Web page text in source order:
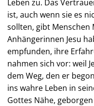
Leben zu. Das
ist, auch wenn sie es
sollten, gibt Menschen
Anhänge­rinnen Jesu
empfunden, ihre
nahmen sich vor: weil
dem Weg, den er
ins wahre Leben in
Gottes Nä­he,